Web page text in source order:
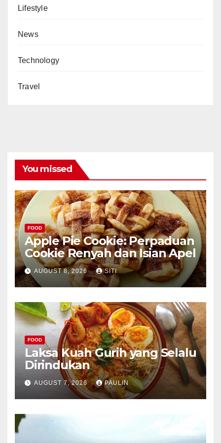
Lifestyle
News
Technology
Travel
You missed
FOOD
Apple Pie Cookie: Perpaduan
Cookie Renyah dan Isian Apel
AUGUST 8, 2026 SITI
FOOD
Laksa Kuah Gurih yang Selalu
Dirindukan
AUGUST 7, 2026 PAULIN